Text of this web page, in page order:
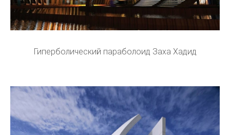
Гиперболический параболоид Заха Хадид